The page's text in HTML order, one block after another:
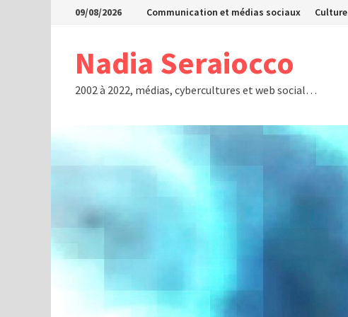
Passer09/08/2026 Communication et médias sociaux Culture
Nadia Seraiocco
2002 à 2022, médias, cybercultures et web social…